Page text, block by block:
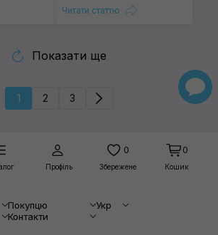
Читати статтю
Показати ще
1 2 3
Профіль
0
Збережене
0
Кошик
Покупцю
Укр
Контакти